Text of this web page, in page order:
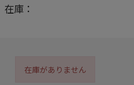
在庫：
在庫がありません